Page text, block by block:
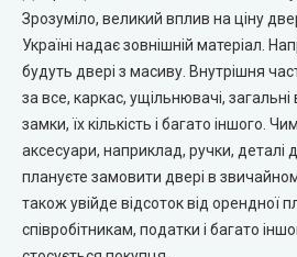
City Line Express
Syndicate Doors (Сіндікат Дорс)
Gorgania (Горганія)
Зрозуміло, великий вплив на ціну
Україні надає зовнішній матеріал.
будуть двері з масиву. Внутрішня
за все, каркас, ущільнювачі, загальні
замки, їх кількість і багато іншого.
аксесуари, наприклад, ручки, деталі
плануєте замовити двері в
також увійде відсоток від орендної
співробітникам, податки і багато